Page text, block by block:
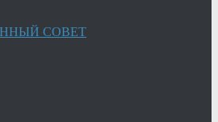
СОВЕТ